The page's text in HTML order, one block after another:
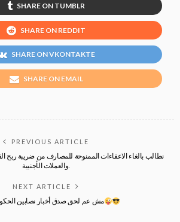
SHARE ON TUMBLR
SHARE ON REDDIT
SHARE ON VKONTAKTE
SHARE ON EMAIL
PREVIOUS ARTICLE
نطالب بالغاء الاعفاءات الممنوحة للمصارف من ضريبة ربح
والعملات الأجنبية.
NEXT ARTICLE
مش عم لحق صدق أخبار نصابين الحكومة